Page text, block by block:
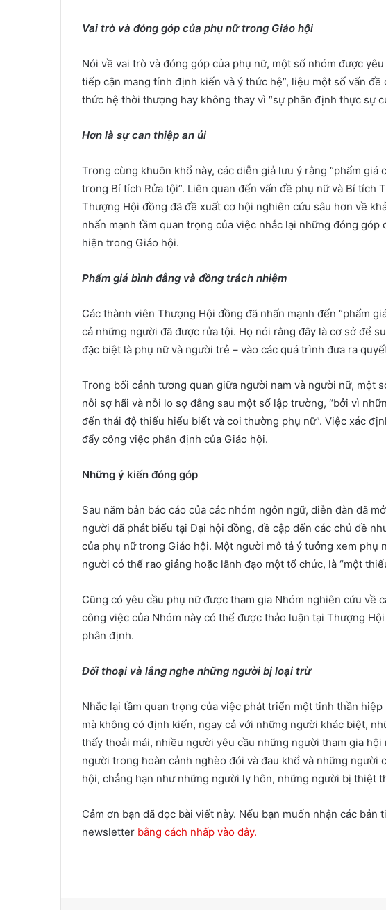
Vai trò và đóng góp của phụ nữ trong Giáo hội
Nói về vai trò và đóng góp của phụ nữ, một số nhóm được
tiếp cận mang tính định kiến ​​và ý thức hệ”, liệu một số vấn
thức hệ thời thượng hay không thay vì “sự phân định thực sự
Hơn là sự can thiệp an ủi
Trong cùng khuôn khổ này, các diễn giả lưu ý rằng “phẩm
trong Bí tích Rửa tội”. Liên quan đến vấn đề phụ nữ và Bí tích
Thượng Hội đồng đã đề xuất cơ hội nghiên cứu sâu hơn về
nhấn mạnh tầm quan trọng của việc nhắc lại những đóng
hiện trong Giáo hội.
Phẩm giá bình đẳng và đồng trách nhiệm
Các thành viên Thượng Hội đồng đã nhấn mạnh đến “phẩm
cả những người đã được rửa tội. Họ nói rằng đây là cơ sở để
đặc biệt là phụ nữ và người trẻ – vào các quá trình đưa ra
Trong bối cảnh tương quan giữa người nam và người nữ, một
nỗi sợ hãi và nỗi lo sợ đằng sau một số lập trường, “bởi vì
đến thái độ thiếu hiểu biết và coi thường phụ nữ”. Việc xác
đẩy công việc phân định của Giáo hội.
Những ý kiến đóng góp
Sau năm bản báo cáo của các nhóm ngôn ngữ, diễn đàn đã
người đã phát biểu tại Đại hội đồng, đề cập đến các chủ đề
của phụ nữ trong Giáo hội. Một người mô tả ý tưởng xem phụ
người có thể rao giảng hoặc lãnh đạo một tổ chức, là “một
Cũng có yêu cầu phụ nữ được tham gia Nhóm nghiên cứu về
công việc của Nhóm này có thể được thảo luận tại Thượng
phân định.
Đối thoại và lắng nghe những người bị loại trừ
Nhắc lại tầm quan trọng của việc phát triển một tinh thần
mà không có định kiến, ngay cả với những người khác biệt,
thấy thoải mái, nhiều người yêu cầu những người tham gia
người trong hoàn cảnh nghèo đói và đau khổ và những người
hội, chẳng hạn như những người ly hôn, những người bị thiệt
Cảm ơn bạn đã đọc bài viết này. Nếu bạn muốn nhận các bản
newsletter bằng cách nhấp vào đây.